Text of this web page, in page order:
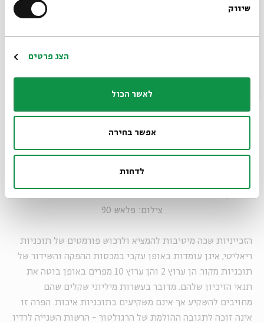
שיווק
הצג פרטים
לאשר הכול
אפשר בחירה
לדחות
צילום: פלאש 90
הזכייניות שכה מיטיבות להמציא ולרכוש פורמטים של תוכניות
ריאליטי, אינן עומדות באופן עקבי במכסות ההפקה והשידור של
תוכניות מקור. הן ערוץ 2 והן ערוץ 10 מפרים באופן בוטה את
תנאי הזיכיון שלהם. מדובר בעשרות מיליוני שקלים שהם
מחויבים להשקיע אך אינם משקיעים בתוכניות איכות. הפרה זו
אינה זוכה לתגובה ההולמת של הרגולטור - הרשות השנייה לרדיו